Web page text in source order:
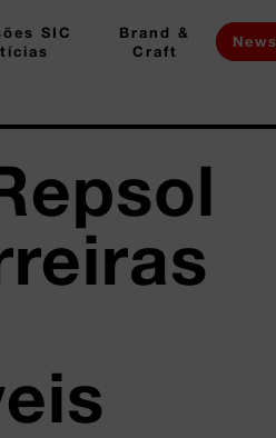
SIC
Brand &
Craft